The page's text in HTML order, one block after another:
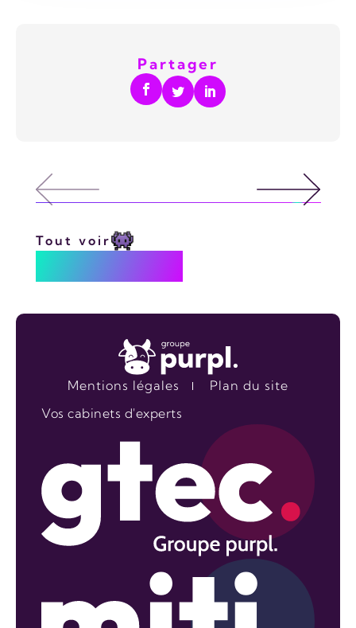
Partager
REFONTE
Tout voir
Nous écrire
Mentions légales
Plan du site
Vos cabinets d'experts